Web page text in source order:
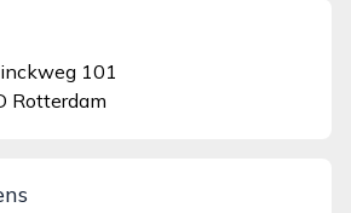
101
Rotterdam